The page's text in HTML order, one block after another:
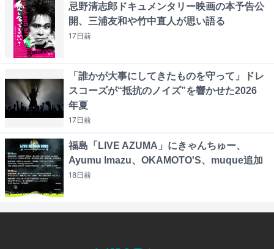
忌野清志郎ドキュメンタリー映画の本予告公
開、三浦友和や竹中直人が思い語る
17日前
「誰かが大事にしてきたものを守って」ドレ
スコーズが“抵抗のノイズ”を響かせた2026
年夏
17日前
福島「LIVE AZUMA」にきゃんちゅー、
Ayumu Imazu、OKAMOTO'S、muque追加
18日前